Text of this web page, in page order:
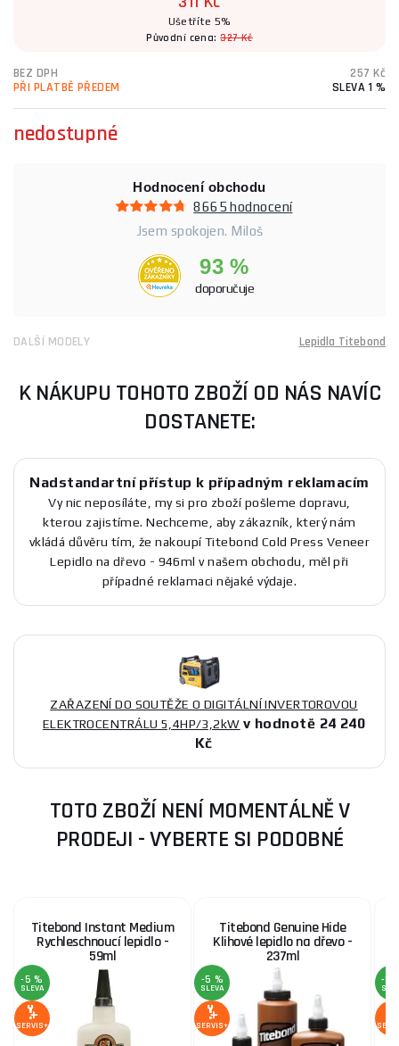
Ušetříte 5%
Původní cena:327 Kč
BEZ DPH
257 Kč
PŘI PLATBĚ PŘEDEM
SLEVA 1 %
nedostupné
Hodnocení obchodu
8665 hodnocení
Jsem spokojen. Miloš
93 %
doporučuje
DALŠÍ MODELY Lepidla Titebond
K NÁKUPU TOHOTO ZBOŽÍ OD NÁS NAVÍC
DOSTANETE:
Nadstandartní přístup k případným reklamacím
Vy nic neposíláte, my si pro zboží pošleme dopravu,
kterou zajistíme. Nechceme, aby zákazník, který nám
vkládá důvěru tím, že nakoupí Titebond Cold Press Veneer
Lepidlo na dřevo - 946ml v našem obchodu, měl při
případné reklamaci nějaké výdaje.
ZAŘAZENÍ DO SOUTĚŽE O DIGITÁLNÍ INVERTOROVOU
ELEKTROCENTRÁLU 5,4HP/3,2kW v hodnotě 24 240
Kč
TOTO ZBOŽÍ NENÍ MOMENTÁLNĚ V
PRODEJI - VYBERTE SI PODOBNÉ
Titebond Instant Medium
Rychleschnoucí lepidlo -
59ml
-5 %
SLEVA
SERVIS+
Titebond Genuine Hide
Klihové lepidlo na dřevo -
237ml
-5 %
SLEVA
SERVIS+
-5